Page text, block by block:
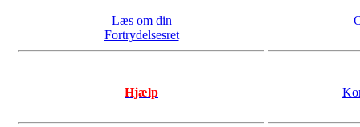
Læs om din
Fortrydelsesret
Hjælp